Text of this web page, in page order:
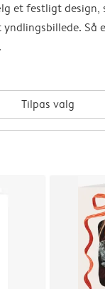
et festligt design,
Så
Tilpas valg